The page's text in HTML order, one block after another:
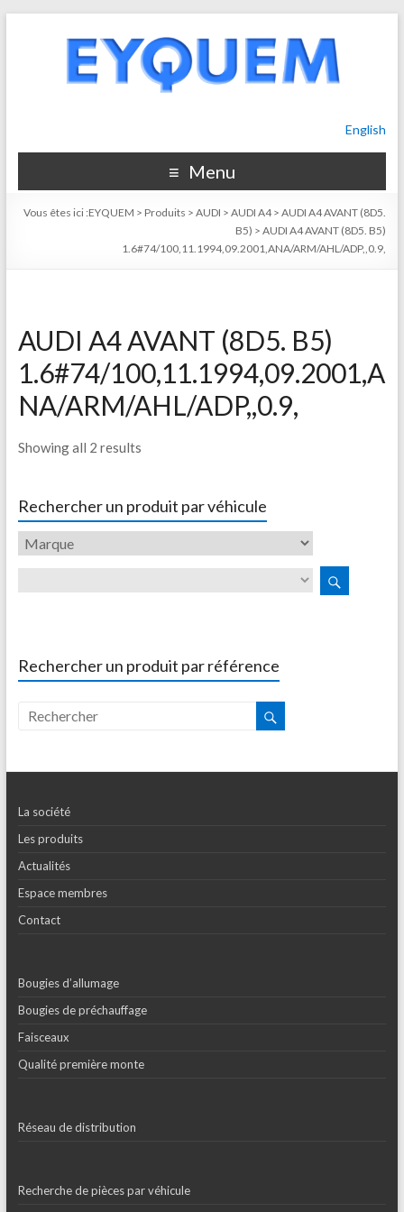
English
Menu
Vous êtes ici :EYQUEM > Produits >AUDI >AUDI A4>AUDI A4 AVANT (8D5.
B5) >AUDI A4 AVANT (8D5. B5)
1.6#74/100,11.1994,09.2001,ANA/ARM/AHL/ADP,,0.9,
AUDI A4 AVANT (8D5. B5)
1.6#74/100,11.1994,09.2001,A
NA/ARM/AHL/ADP,,0.9,
Showing all 2 results
Rechercher un produit par véhicule
Rechercher un produit par référence
La société
Les produits
Actualités
Espace membres
Contact
Bougies d’allumage
Bougies de préchauffage
Faisceaux
Qualité première monte
Réseau de distribution
Recherche de pièces par véhicule